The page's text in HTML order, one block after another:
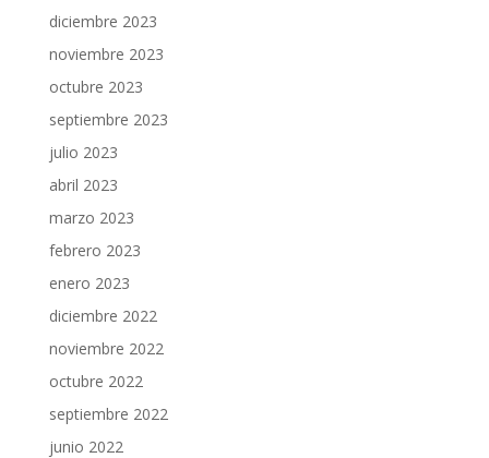
diciembre 2023
noviembre 2023
octubre 2023
septiembre 2023
julio 2023
abril 2023
marzo 2023
febrero 2023
enero 2023
diciembre 2022
noviembre 2022
octubre 2022
septiembre 2022
junio 2022